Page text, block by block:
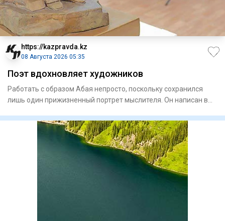
https://kazpravda.kz
08 Августа 2026 05:35
Поэт вдохновляет художников
Работать с образом Абая непросто, поскольку сохранился
лишь один прижизненный портрет мыслителя. Он написан в